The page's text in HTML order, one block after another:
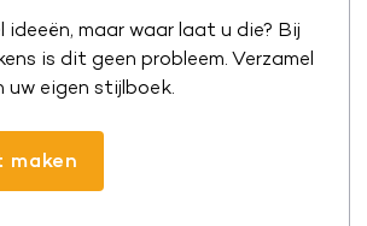
ideeën, maar waar laat u die? Bij
is dit geen probleem. Verzamel
uw eigen stijlboek.
maken